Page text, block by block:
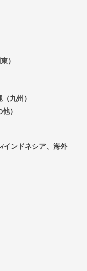
）
九州）
）
インドネシア、海外